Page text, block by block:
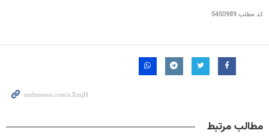
کد مطلب5450989
مطالب مرتبط